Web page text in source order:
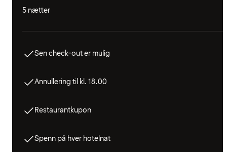
5 nætter
Sen check-out er mulig
Annullering til kl. 18.00
Restaurantkupon
Spenn på hver hotelnat